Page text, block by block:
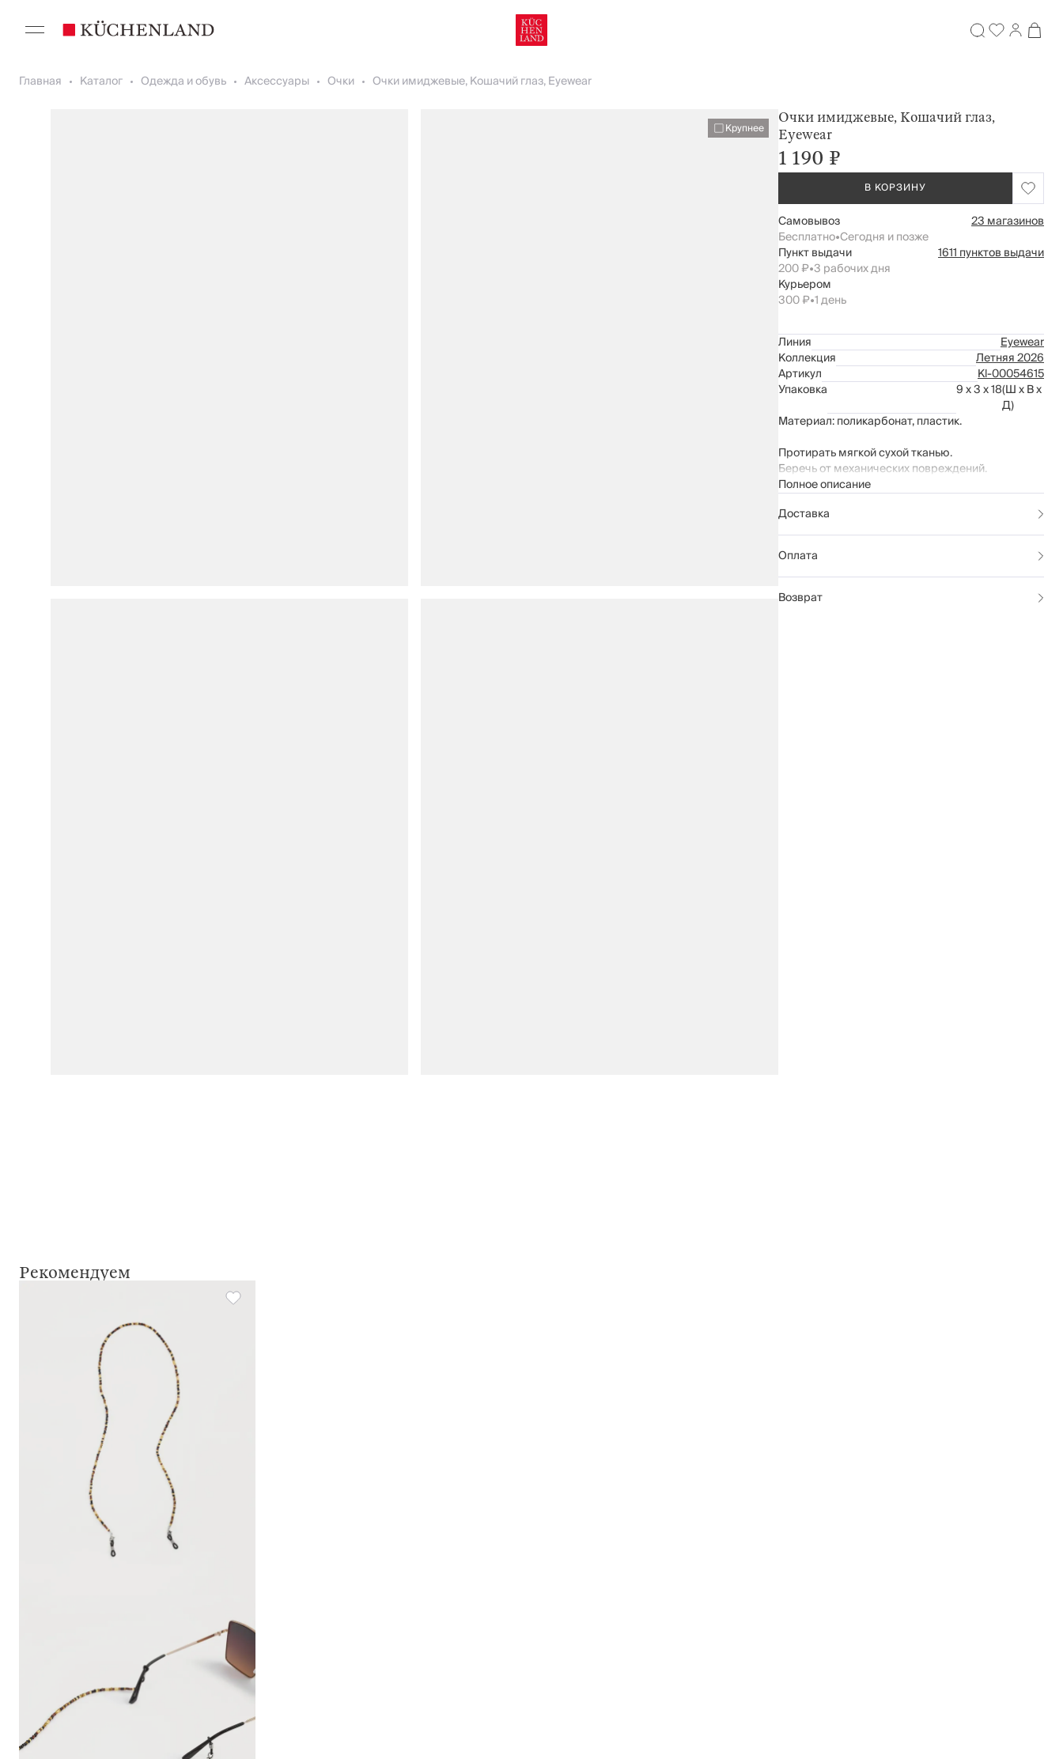
Главная Каталог Одежда и обувь Аксессуары Очки Очки имиджевые, Кошачий глаз, Eyewear
Крупнее
Очки имиджевые, Кошачий глаз,
Eyewear
1 190 ₽
В КОРЗИНУ
Самовывоз
23 магазинов
Бесплатно•Сегодня и позже
Пункт выдачи
1611 пунктов выдачи
200 ₽•3 рабочих дня
Курьером
300 ₽•1 день
Линия
Eyewear
Коллекция
Летняя 2026
Артикул
Kl-00054615
Упаковка
9 x 3 x 18(Ш x В x
Д)
Материал: поликарбонат, пластик.
Протирать мягкой сухой тканью.
Беречь от механических повреждений.
Полное описание
Доставка
Оплата
Возврат
Рекомендуем